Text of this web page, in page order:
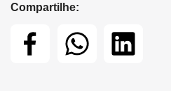
Compartilhe: